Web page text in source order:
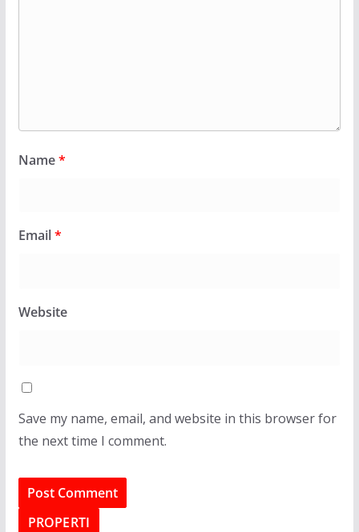
Name*
Email*
Website
Save my name, email, and website in this browser for
the next time I comment.
PROPERTI